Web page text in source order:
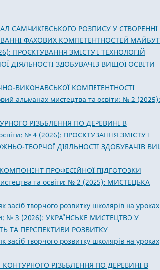
САМЧИКІВСЬКОГО РОЗПИСУ У СТВОРЕННІ
ФАХОВИХ КОМПЕТЕНТНОСТЕЙ
ПРОЄКТУВАННЯ ЗМІСТУ І ТЕХНОЛОГІЙ
ДІЯЛЬНОСТІ ЗДОБУВАЧІВ ВИЩОЇ ОСВІТИ
ВИКОНАВСЬКОЇ КОМПЕТЕНТНОСТІ
альманах мистецтва та освіти: № 2 (2025):
РІЗЬБЛЕННЯ ПО ДЕРЕВИНІ В
№ 4 (2026): ПРОЄКТУВАННЯ ЗМІСТУ І
ТВОРЧОЇ ДІЯЛЬНОСТІ ЗДОБУВАЧІВ
ПРОФЕСІЙНОЇ ПІДГОТОВКИ
та освіти: № 2 (2025): МИСТЕЦЬКА
як засіб творчого розвитку школярів на уроках
№ 3 (2026): УКРАЇНСЬКЕ МИСТЕЦТВО У
ТА ПЕРСПЕКТИВИ РОЗВИТКУ
як засіб творчого розвитку школярів на уроках
РІЗЬБЛЕННЯ ПО ДЕРЕВИНІ В